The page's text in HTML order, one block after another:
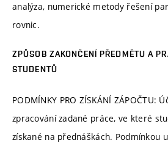
analýza, numerické metody řešení
rovnic.
ZPŮSOB ZAKONČENÍ PŘEDMĚTU A
STUDENTŮ
PODMÍNKY PRO ZÍSKÁNÍ ZÁPOČTU:
zpracování zadané práce, ve které
získané na přednáškách. Podmínkou